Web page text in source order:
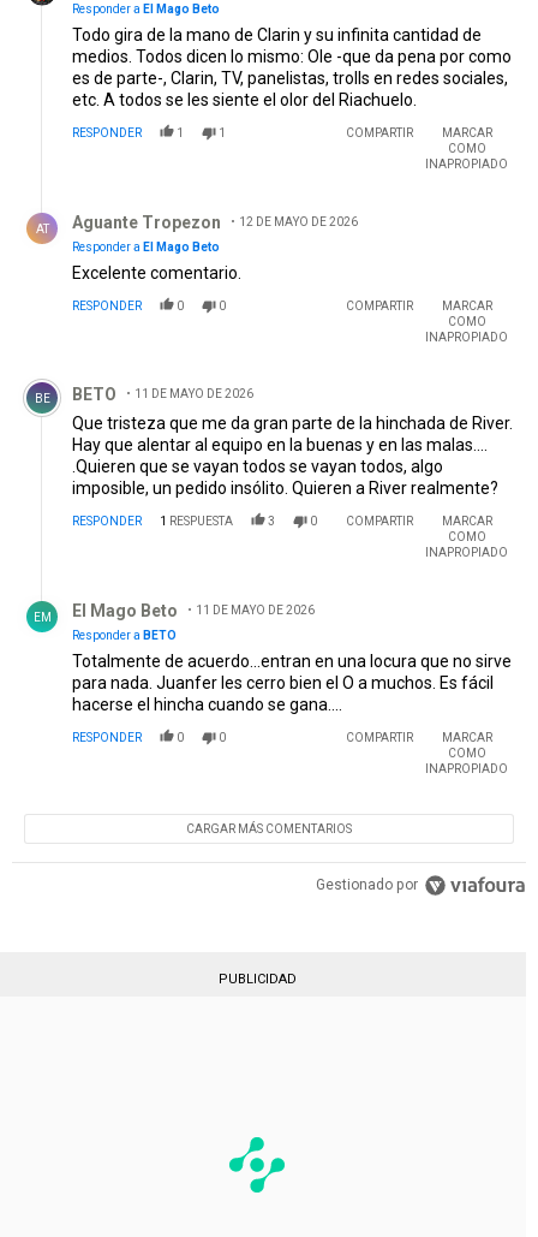
Responder a El Mago Beto
Todo gira de la mano de Clarin y su infinita cantidad de
medios. Todos dicen lo mismo: Ole -que da pena por como
es de parte-, Clarin, TV, panelistas, trolls en redes sociales,
etc. A todos se les siente el olor del Riachuelo.
RESPONDER 1 1 COMPARTIR
MARCAR
COMO
INAPROPIADO
AT Aguante Tropezon
12 DE MAYO DE 2026
Responder a El Mago Beto
Excelente comentario.
RESPONDER 0 0 COMPARTIR
MARCAR
COMO
INAPROPIADO
Comentario de BETO.
BE BETO 11 DE MAYO DE 2026
Que tristeza que me da gran parte de la hinchada de River.
Hay que alentar al equipo en la buenas y en las malas....
.Quieren que se vayan todos se vayan todos, algo
imposible, un pedido insólito. Quieren a River realmente?
RESPONDER 1 RESPUESTA 3 0 COMPARTIR
MARCAR
COMO
INAPROPIADO
EM El Mago Beto
11 DE MAYO DE 2026
Responder a BETO
Totalmente de acuerdo...entran en una locura que no sirve
para nada. Juanfer les cerro bien el O a muchos. Es fácil
hacerse el hincha cuando se gana....
RESPONDER 0 0 COMPARTIR
MARCAR
COMO
INAPROPIADO
CARGAR MÁS COMENTARIOS
Gestionado por
PUBLICIDAD